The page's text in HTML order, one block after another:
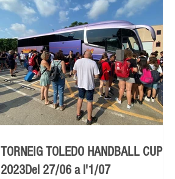
TORNEIG TOLEDO HANDBALL CUP
2023Del 27/06 a l'1/07